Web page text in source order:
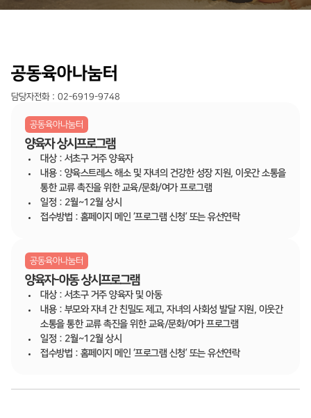
공동육아나눔터
담당자전화 : 02-6919-9748
공동육아나눔터
양육자 상시프로그램
대상 : 서초구 거주 양육자
내용 : 양육스트레스 해소 및 자녀의 건강한 성장 지원, 이웃간 소통을
통한 교류 촉진을 위한 교육/문화/여가 프로그램
일정 : 2월~12월 상시
접수방법 : 홈페이지 메인 ‘프로그램 신청’ 또는 유선연락
공동육아나눔터
양육자-아동 상시프로그램
대상 : 서초구 거주 양육자 및 아동
내용 : 부모와 자녀 간 친밀도 제고, 자녀의 사회성 발달 지원, 이웃간
소통을 통한 교류 촉진을 위한 교육/문화/여가 프로그램
일정 : 2월~12월 상시
접수방법 : 홈페이지 메인 ‘프로그램 신청’ 또는 유선연락